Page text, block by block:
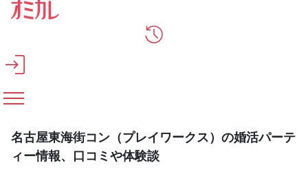
メインコンテンツへスキップ
名古屋東海街コン（プレイワークス）の婚活パーテ
ィー情報、口コミや体験談